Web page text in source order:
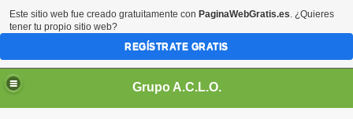
Grupo A.C.L.O.
Este sitio web fue creado gratuitamente con PaginaWebGratis.es. ¿Quieres
tener tu propio sitio web?
REGÍSTRATE GRATIS